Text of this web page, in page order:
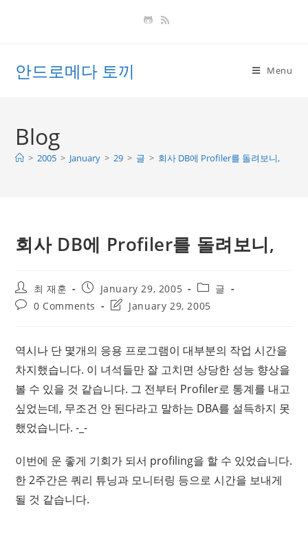
안드로메다 토끼 Menu
Blog
> 2005 > January > 29 > 글 > 회사 DB에 Profiler를 돌려보니,
회사 DB에 Profiler를 돌려보니,
Post
author:
최 재훈
Post
published:
January 29, 2005
Post
category:
글
Post0 Comments
PostJanuary 29, 2005
역시나 단 몇개의 응용 프로그램이 대부분의 작업 시간을
차지했습니다. 이 녀석들만 잘 고치면 상당한 성능 향상을
볼 수 있을 것 같습니다. 그 전부터 Profiler로 통계를 내고
싶었는데, 무조건 안 된다라고 말하는 DBA를 설득하지 못
했었습니다. -_-
이번에 운 좋게 기회가 되서 profiling을 할 수 있었습니다.
한 2주간은 쿼리 튜닝과 모니터링 등으로 시간을 보내게
될 것 같습니다.